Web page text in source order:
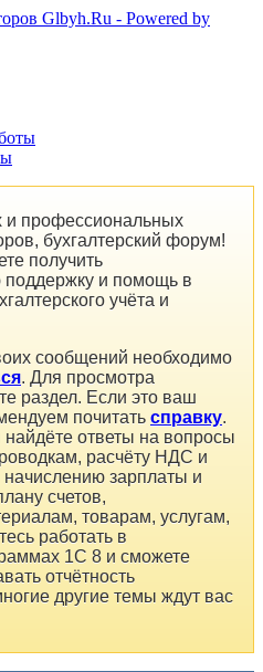
профессиональных
бухгалтерский форум!
получить
и помощь в
учёта и
сообщений необходимо
. Для просмотра
раздел. Если это ваш
почитать справку.
ответы на вопросы
расчёту НДС и
зарплаты и
счетов,
товарам, услугам,
работать в
1С 8 и сможете
отчётность
другие темы ждут вас